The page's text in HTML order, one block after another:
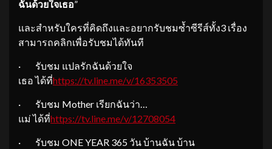
ฉันด้วยใจเธอ”
และสำหรับใครที่คิดถึงและอยากรับชมซ้ำซีรีส์ทั้ง3 เรื่อง
สามารถคลิกเพื่อรับชมได้ทันที
· รับชม แปลรักฉันด้วยใจ
เธอ ได้ที่https://tv.line.me/v/16353505
· รับชม Mother เรียกฉันว่า…
แม่ ได้ที่https://tv.line.me/v/12708054
· รับชม ONE YEAR 365 วัน บ้านฉัน บ้าน